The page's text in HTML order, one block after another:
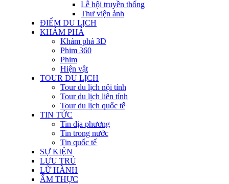
Lễ hội truyền thống
Thư viện ảnh
ĐIỂM DU LỊCH
KHÁM PHÁ
Khám phá 3D
Phim 360
Phim
Hiện vật
TOUR DU LỊCH
Tour du lịch nội tỉnh
Tour du lịch liên tỉnh
Tour du lịch quốc tế
TIN TỨC
Tin địa phương
Tin trong nước
Tin quốc tế
SỰ KIỆN
LƯU TRÚ
LỮ HÀNH
ẨM THỰC